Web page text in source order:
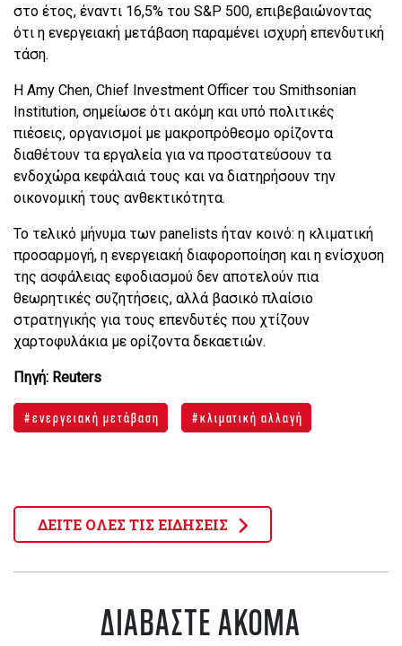
στο έτος, έναντι 16,5% του S&P 500, επιβεβαιώνοντας
ότι η ενεργειακή μετάβαση παραμένει ισχυρή επενδυτική
τάση.
Η Amy Chen, Chief Investment Officer του Smithsonian
Institution, σημείωσε ότι ακόμη και υπό πολιτικές
πιέσεις, οργανισμοί με μακροπρόθεσμο ορίζοντα
διαθέτουν τα εργαλεία για να προστατεύσουν τα
ενδοχώρα κεφάλαιά τους και να διατηρήσουν την
οικονομική τους ανθεκτικότητα.
Το τελικό μήνυμα των panelists ήταν κοινό: η κλιματική
προσαρμογή, η ενεργειακή διαφοροποίηση και η ενίσχυση
της ασφάλειας εφοδιασμού δεν αποτελούν πια
θεωρητικές συζητήσεις, αλλά βασικό πλαίσιο
στρατηγικής για τους επενδυτές που χτίζουν
χαρτοφυλάκια με ορίζοντα δεκαετιών.
Πηγή: Reuters
ενεργειακή μετάβαση κλιματική αλλαγή
ΔΕΙΤΕ ΟΛΕΣ ΤΙΣ ΕΙΔΗΣΕΙΣ
ΔΙΑΒΑΣΤΕ ΑΚΟΜΑ